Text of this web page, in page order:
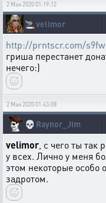
2 Мая 2020 01:19:12
🚬 velimor
http://prntscr.com/
гриша перестанет
нечего:)
2 Мая 2020 01:43:08
💀 Raynor_Jim
velimor , с чего ты
у всех. Лично у меня
этом некоторые
задротом.